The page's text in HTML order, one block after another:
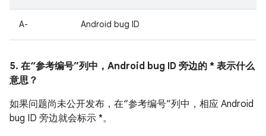
A- Android bug ID
5. 在“参考编号”列中，Android bug ID 旁边的 * 表示什么
意思？
如果问题尚未公开发布，在“参考编号”列中，相应 Android
bug ID 旁边就会标示 *。